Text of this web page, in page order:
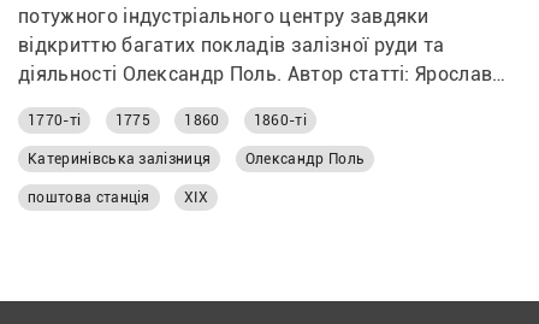
потужного індустріального центру завдяки
відкриттю багатих покладів залізної руди та
діяльності Олександр Поль. Автор статті: Ярослав
Панченко
1770-ті 1775 1860 1860-ті
Катеринівська залізниця Олександр Поль
поштова станція ХІХ